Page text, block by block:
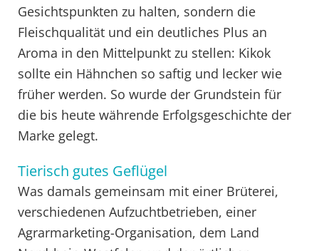
Gesichtspunkten zu halten, sondern die
Fleischqualität und ein deutliches Plus an
Aroma in den Mittelpunkt zu stellen: Kikok
sollte ein Hähnchen so saftig und lecker wie
früher werden. So wurde der Grundstein für
die bis heute währende Erfolgsgeschichte der
Marke gelegt.
Tierisch gutes Geflügel
Was damals gemeinsam mit einer Brüterei,
verschiedenen Aufzuchtbetrieben, einer
Agrarmarketing-Organisation, dem Land